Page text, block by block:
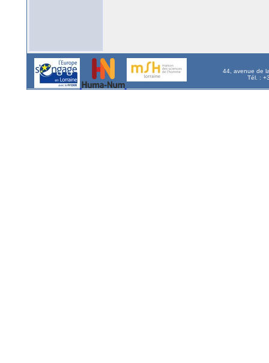
44, avenue de
Tél. :